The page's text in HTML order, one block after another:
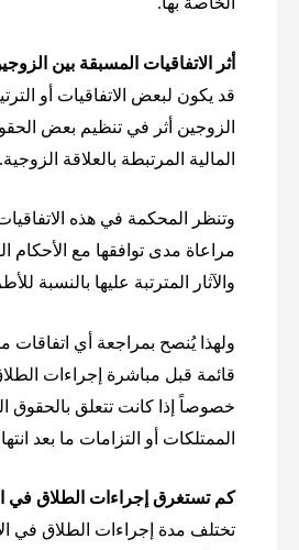
أثر الاتفاقيات المسبقة بين
قد يكون لبعض الاتفاقيات أو
الزوجين أثر في تنظيم بعض
المالية المرتبطة بالعلاقة الزوجية.
وتنظر المحكمة في هذه
مراعاة مدى توافقها مع الأحكام
والآثار المترتبة عليها بالنسبة
ولهذا يُنصح بمراجعة أي اتفاقات
قائمة قبل مباشرة إجراءات
خصوصاً إذا كانت تتعلق بالحقوق
الممتلكات أو التزامات ما بعد
كم تستغرق إجراءات الطلاق في
تختلف مدة إجراءات الطلاق في